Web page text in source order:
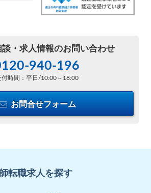
・ 求人情報のお問い合わせ
940-196
付時間：平日/10:00～18:00
お問合せフォーム
転職求人を探す